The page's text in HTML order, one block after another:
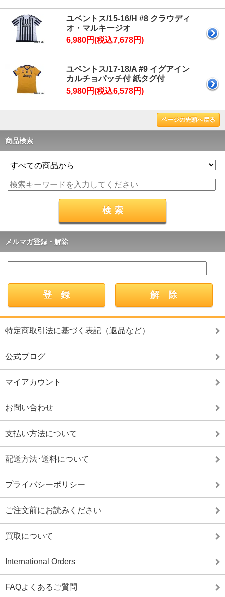
ユベントス/15-16/H #8 クラウディ
オ・マルキージオ
6,980円(税込7,678円)
ユベントス/17-18/A #9 イグアイン
カルチョパッチ付 紙タグ付
5,980円(税込6,578円)
ページの先頭へ戻る
商品検索
メルマガ登録・解除
特定商取引法に基づく表記（返品など）
公式ブログ
マイアカウント
お問い合わせ
支払い方法について
配送方法･送料について
プライバシーポリシー
ご注文前にお読みください
買取について
International Orders
FAQよくあるご質問